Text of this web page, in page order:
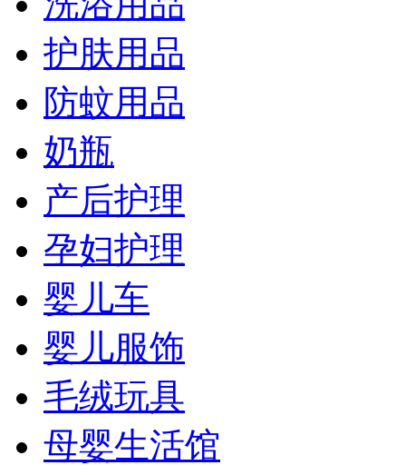
护肤用品
防蚊用品
奶瓶
产后护理
孕妇护理
婴儿车
婴儿服饰
毛绒玩具
母婴生活馆